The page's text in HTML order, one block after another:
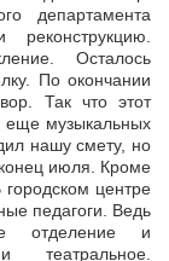
департамента
реконструкцию.
Осталось
По окончании
Так что этот
еще музыкальных
нашу смету, но
июля. Кроме
центре
педагоги. Ведь
отделение и
театральное.